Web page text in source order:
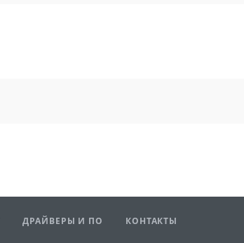
ДРАЙВЕРЫ И ПО КОНТАКТЫ